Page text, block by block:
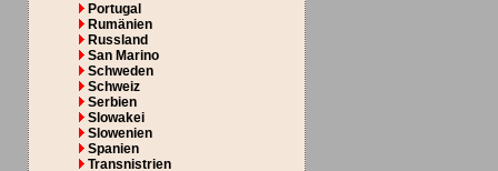
Portugal
Rumänien
Russland
San Marino
Schweden
Schweiz
Serbien
Slowakei
Slowenien
Spanien
Transnistrien